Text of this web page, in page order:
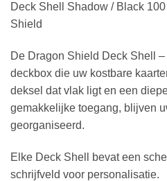
Deck Shell Shadow / Black
Shield
De Dragon Shield Deck Shell
deckbox die uw kostbare
deksel dat vlak ligt en een
gemakkelijke toegang, blijven
georganiseerd.
Elke Deck Shell bevat een
schrijfveld voor personalisatie.